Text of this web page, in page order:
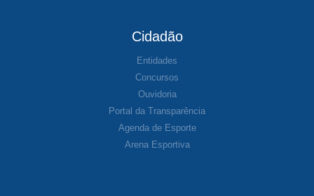
Cidadão
Entidades
Concursos
Ouvidoria
Portal da Transparência
Agenda de Esporte
Arena Esportiva